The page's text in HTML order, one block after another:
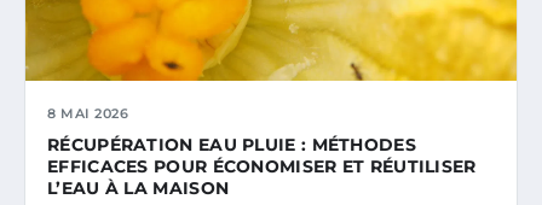
8 MAI 2026
RÉCUPÉRATION EAU PLUIE : MÉTHODES
EFFICACES POUR ÉCONOMISER ET RÉUTILISER
L’EAU À LA MAISON